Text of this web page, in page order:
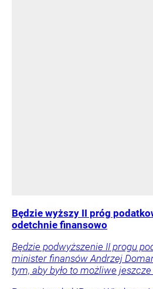
Będzie wyższy II próg
odetchnie finansowo
Będzie podwyższenie II progu
minister finansów Andrzej
tym, aby było to możliwe